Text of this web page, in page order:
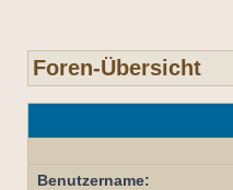
Foren-Übersicht
Benutzername: